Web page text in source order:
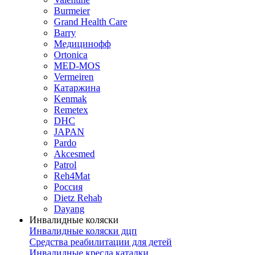
Burmeier
Grand Health Care
Barry
Медицинофф
Ortonica
MED-MOS
Vermeiren
Катаржина
Kenmak
Remetex
DHC
JAPAN
Pardo
Akcesmed
Patrol
Reh4Mat
Россия
Dietz Rehab
Dayang
Инвалидные коляски
Инвалидные коляски дцп
Средства реабилитации для детей
Инвалидные кресла каталки